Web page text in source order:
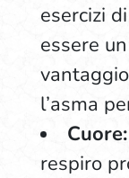
esercizi
essere
l’asma
Cuore:
respiro